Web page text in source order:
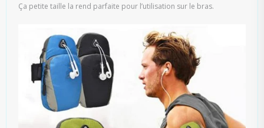
Ça petite taille la rend parfaite pour l’utilisation sur le bras.